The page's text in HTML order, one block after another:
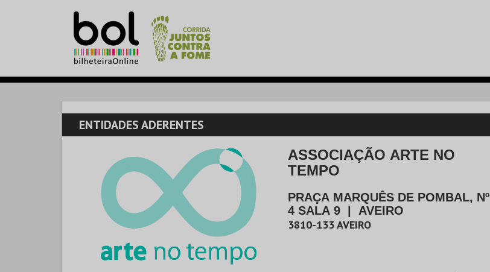
ENTIDADES ADERENTES
ASSOCIAÇÃO ARTE NO
TEMPO
PRAÇA MARQUÊS DE POMBAL, Nº
4 SALA 9
AVEIRO
3810-133AVEIRO